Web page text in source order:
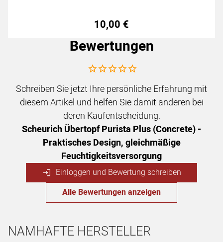
10,00 €
Bewertungen
Noch keine Bewertungen abgegeben
Schreiben Sie jetzt Ihre persönliche Erfahrung mit
diesem Artikel und helfen Sie damit anderen bei
deren Kaufentscheidung.
Scheurich Übertopf Purista Plus (Concrete) -
Praktisches Design, gleichmäßige
Feuchtigkeitsversorgung
Einloggen und Bewertung schreiben
Alle Bewertungen anzeigen
NAMHAFTE HERSTELLER